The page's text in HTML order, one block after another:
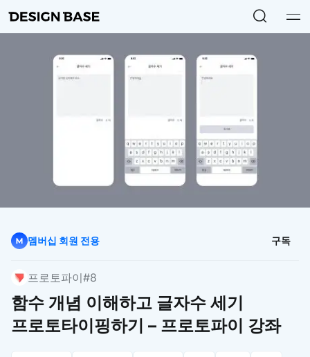
멤버십 회원 전용 구독
프로토파이#8
함수 개념 이해하고 글자수 세기
프로토타이핑하기 – 프로토파이 강좌